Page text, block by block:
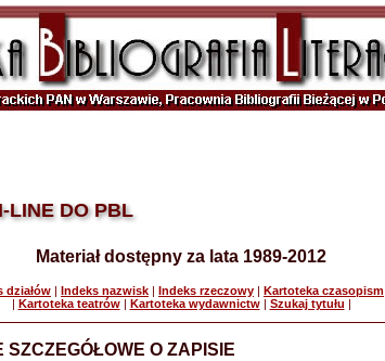
LINE DO PBL
Materiał dostępny za lata 1989-2012
działów | Indeks nazwisk | Indeks rzeczowy | Kartoteka czasopism
| Kartoteka teatrów| Kartoteka wydawnictw| Szukaj tytułu |
SZCZEGÓŁOWE O ZAPISIE